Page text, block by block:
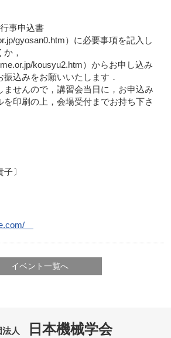
事申込書
gyosan0.htm）に必要事項を記入し
，
kousyu2.htm）からお申し込み
込みをお願いいたします．
ませんので，講習会当日に，お申込み
を印刷の上，会場受付までお持ち下さ
〕
イベント一覧へ
人 日本機械学会